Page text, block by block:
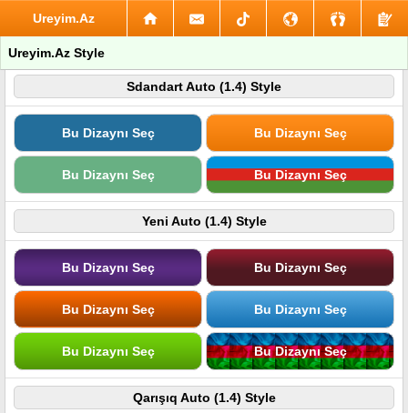
Ureyim.Az
Ureyim.Az Style
Sdandart Auto (1.4) Style
Bu Dizaynı Seç Bu Dizaynı Seç
Bu Dizaynı Seç Bu Dizaynı Seç
Yeni Auto (1.4) Style
Bu Dizaynı Seç Bu Dizaynı Seç
Bu Dizaynı Seç Bu Dizaynı Seç
Bu Dizaynı Seç Bu Dizaynı Seç
Qarışıq Auto (1.4) Style